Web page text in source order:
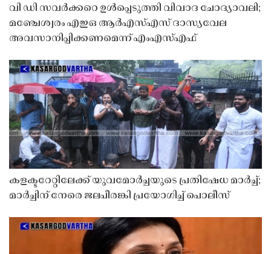
വി ഡി സവർക്കറെ ഉൾപ്പെടുത്തി വിവാദ ചോദ്യാവലി;
മഞ്ചേശ്വരം എഇഒ ആർഎസ്എസ് ദാസ്യവേല
അവസാനിപ്പിക്കണമെന്ന് എംഎസ്എഫ്
കളക്ടറേറ്റിലേക്ക് യുവമോർച്ചയുടെ പ്രതിഷേധ മാർച്ച്;
മാർച്ചിന് നേരെ ജലപീരങ്കി പ്രയോഗിച്ച് പൊലീസ്